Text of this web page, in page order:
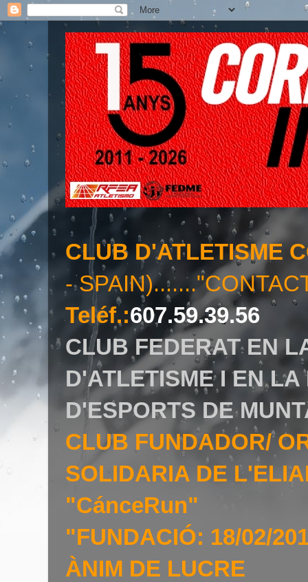
CLUB D'ATLETISME
-
Teléf.:607.59.39.56
CLUB FEDERAT EN
D'ATLETISME I EN
D'ESPORTS DE
CLUB FUNDADOR/
SOLIDARIA DE
"CánceRun"
"FUNDACIÓ: 18/02/
ÀNIM DE LUCRE